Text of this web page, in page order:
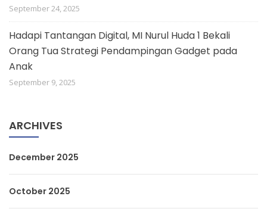
September 24, 2025
Hadapi Tantangan Digital, MI Nurul Huda 1 Bekali
Orang Tua Strategi Pendampingan Gadget pada
Anak
September 9, 2025
ARCHIVES
December 2025
October 2025